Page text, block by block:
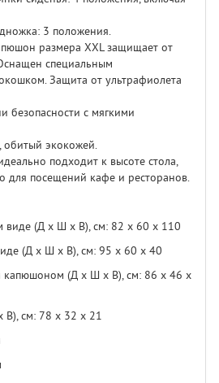
3 положения.
размера XXL защищает от
специальным
Защита от ультрафиолета
безопасности с мягкими
экокожей.
подходит к высоте стола,
для посещений кафе и ресторанов.
виде (Д х Ш х В), см: 82 х 60 х 110
(Д х Ш х В), см: 95 х 60 х 40
капюшоном (Д х Ш х В), см: 86 х 46 х
см: 78 х 32 х 21